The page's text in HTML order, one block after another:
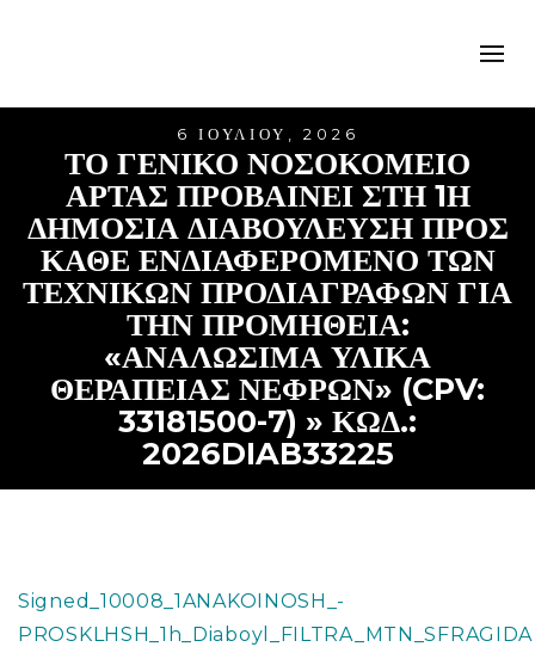
6 ΙΟΥΛΊΟΥ, 2026
ΤΟ ΓΕΝΙΚΌ ΝΟΣΟΚΟΜΕΊΟ
ΆΡΤΑΣ ΠΡΟΒΑΊΝΕΙ ΣΤΗ 1Η
ΔΗΜΌΣΙΑ ΔΙΑΒΟΎΛΕΥΣΗ ΠΡΟΣ
ΚΆΘΕ ΕΝΔΙΑΦΕΡΌΜΕΝΟ ΤΩΝ
ΤΕΧΝΙΚΏΝ ΠΡΟΔΙΑΓΡΑΦΏΝ ΓΙΑ
ΤΗΝ ΠΡΟΜΉΘΕΙΑ:
«ΑΝΑΛΩΣΙΜΑ ΥΛΙΚΑ
ΘΕΡΑΠΕΙΑΣ ΝΕΦΡΩΝ» (CPV:
33181500-7) » ΚΩΔ.:
2026DIAB33225
Signed_10008_1ANAKOINOSH_-
PROSKLHSH_1h_Diaboyl_FILTRA_MTN_SFRAGIDA